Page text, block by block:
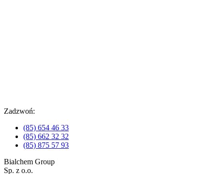
Zadzwoń:
(85) 654 46 33
(85) 662 32 32
(85) 875 57 93
Bialchem Group
Sp. z o.o.